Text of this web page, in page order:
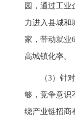
园，通过工业
力进入县城和
家，带动就业
高城镇化率。
（3）针
够，竞争意识
绕产业链招商